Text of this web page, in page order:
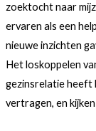
zoektocht naar
ervaren als een
nieuwe inzichten
Het loskoppelen
gezinsrelatie heeft
vertragen, en